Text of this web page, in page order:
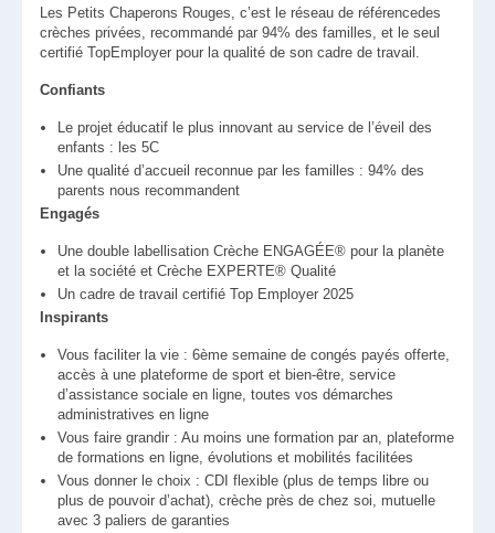
Les Petits Chaperons Rouges, c’est le réseau de référencedes
crèches privées, recommandé par 94% des familles, et le seul
certifié TopEmployer pour la qualité de son cadre de travail.
Confiants
Le projet éducatif le plus innovant au service de l’éveil des
enfants : les 5C
Une qualité d’accueil reconnue par les familles : 94% des
parents nous recommandent
Engagés
Une double labellisation Crèche ENGAGÉE® pour la planète
et la société et Crèche EXPERTE® Qualité
Un cadre de travail certifié Top Employer 2025
Inspirants
Vous faciliter la vie : 6ème semaine de congés payés offerte,
accès à une plateforme de sport et bien-être, service
d’assistance sociale en ligne, toutes vos démarches
administratives en ligne
Vous faire grandir : Au moins une formation par an, plateforme
de formations en ligne, évolutions et mobilités facilitées
Vous donner le choix : CDI flexible (plus de temps libre ou
plus de pouvoir d’achat), crèche près de chez soi, mutuelle
avec 3 paliers de garanties